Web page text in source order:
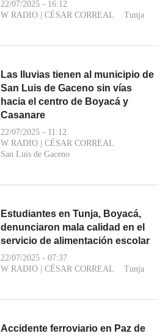
22/07/2025 - 16:12
W RADIO
CÉSAR CORREAL Tunja
Las lluvias tienen al municipio de
San Luis de Gaceno sin vías
hacia el centro de Boyacá y
Casanare
22/07/2025 - 11:12
W RADIO
CÉSAR CORREAL
San Luis de Gaceno
Estudiantes en Tunja, Boyacá,
denunciaron mala calidad en el
servicio de alimentación escolar
22/07/2025 - 07:37
W RADIO
CÉSAR CORREAL Tunja
Accidente ferroviario en Paz de